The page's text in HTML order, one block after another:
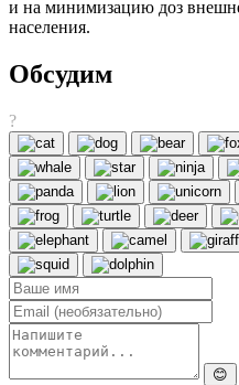
и на минимизацию доз
населения.
Обсудим
?
😊